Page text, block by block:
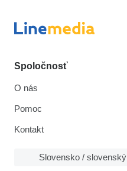
Spoločnosť
O nás
Pomoc
Kontakt
Slovensko / slovenský